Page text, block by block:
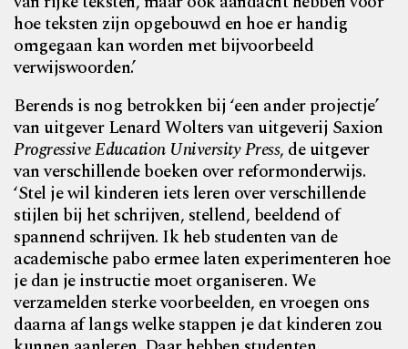
hoe teksten zijn opgebouwd en hoe er handig
omgegaan kan worden met bijvoorbeeld
verwijswoorden.’
Berends is nog betrokken bij ‘een ander projectje’
van uitgever Lenard Wolters van uitgeverij Saxion
Progressive Education University Press, de uitgever
van verschillende boeken over reformonderwijs.
‘Stel je wil kinderen iets leren over verschillende
stijlen bij het schrijven, stellend, beeldend of
spannend schrijven. Ik heb studenten van de
academische pabo ermee laten experimenteren hoe
je dan je instructie moet organiseren. We
verzamelden sterke voorbeelden, en vroegen ons
daarna af langs welke stappen je dat kinderen zou